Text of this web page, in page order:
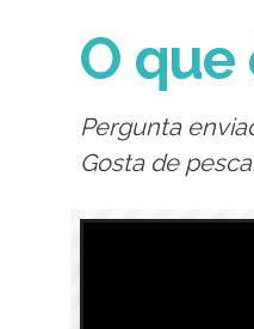
O que
Pergunta
Gosta de